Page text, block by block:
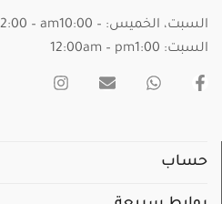
السبت، الخميس: – am 12:00 – am10:00
السبت: 12:00am – pm1:00
حساب